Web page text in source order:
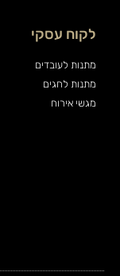
לקוח עסקי
מתנות לעובדים
מתנות לחגים
מגשי אירוח